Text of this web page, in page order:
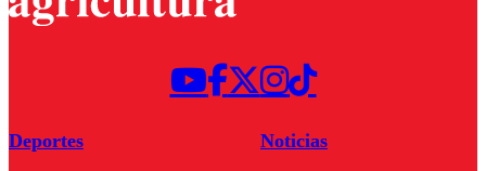
Deportes
Noticias